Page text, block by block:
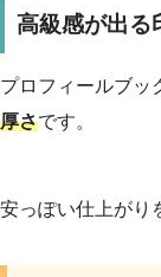
高級感が出る
プロフィールブッ
厚さです。
安っぽい仕上がり